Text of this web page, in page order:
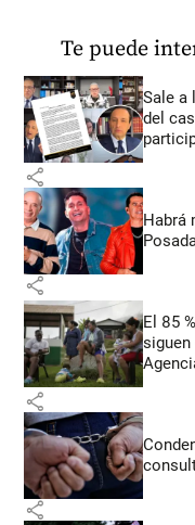
Te puede
Sale a
del
share
Habrá
share
El 85
share
share